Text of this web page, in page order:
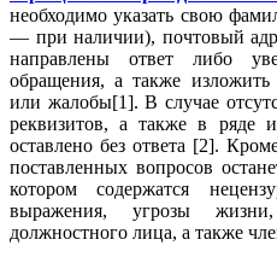
необходимо указать свою
— при наличии), почтовый
направлены ответ либо
обращения, а также изложить
или жалобы[1]. В случае
реквизитов, а также в ряде
оставлено без ответа [2].
поставленных вопросов
котором содержатся
выражения, угрозы
должностного лица, а также